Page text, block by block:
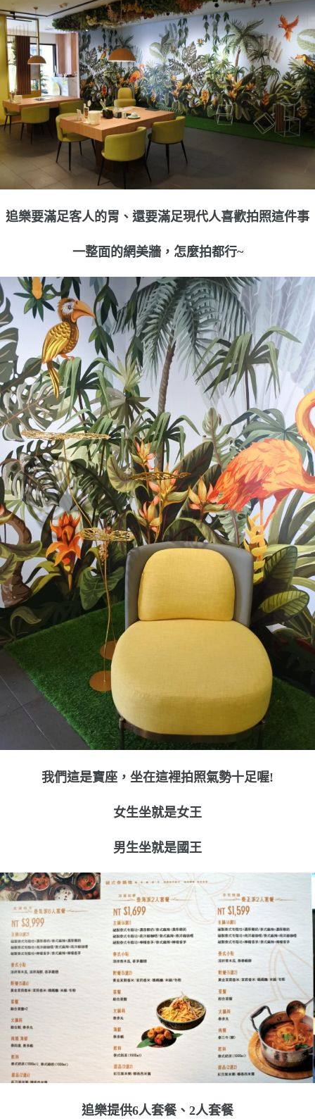
追樂要滿足客人的胃、還要滿足現代人喜歡拍照這件事
一整面的網美牆，怎麼拍都行~
我們這是寶座，坐在這裡拍照氣勢十足喔!
女生坐就是女王
男生坐就是國王
追樂提供6人套餐、2人套餐